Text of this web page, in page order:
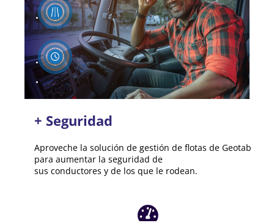
+ Seguridad
Aproveche la solución de gestión de flotas de Geotab
para aumentar la seguridad de
sus conductores y de los que le rodean.